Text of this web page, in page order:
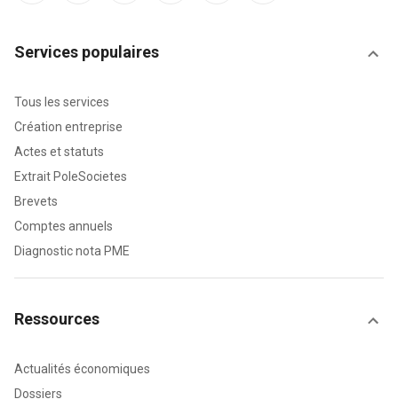
Services populaires
Tous les services
Création entreprise
Actes et statuts
Extrait PoleSocietes
Brevets
Comptes annuels
Diagnostic nota PME
Ressources
Actualités économiques
Dossiers